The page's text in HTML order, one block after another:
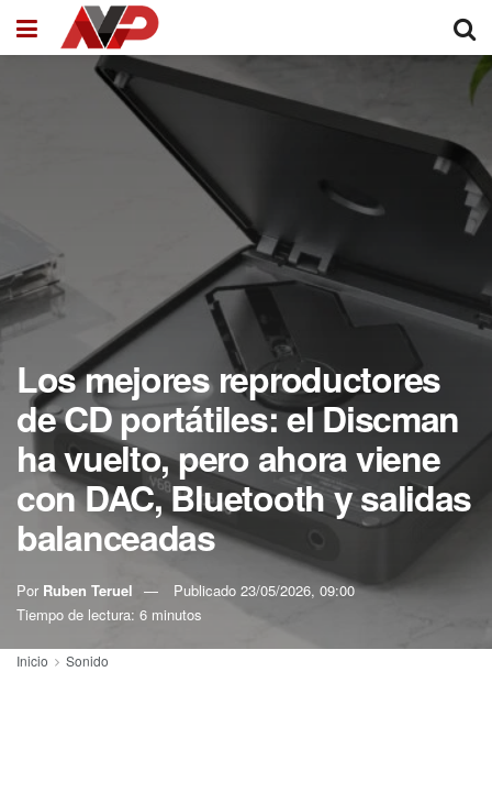
Los mejores reproductores
de CD portátiles: el Discman
ha vuelto, pero ahora viene
con DAC, Bluetooth y salidas
balanceadas
Por Ruben Teruel Publicado 23/05/2026, 09:00
Tiempo de lectura: 6 minutos
Inicio Sonido